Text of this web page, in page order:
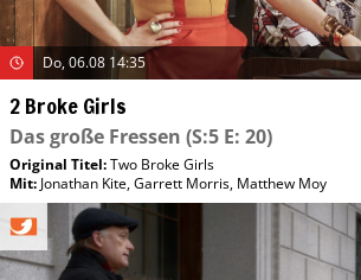
Do, 06.08 14:35
2 Broke Girls
Das große Fressen (S:5 E: 20)
Original Titel:Two Broke Girls
Mit: Jonathan Kite,Garrett Morris, Matthew Moy